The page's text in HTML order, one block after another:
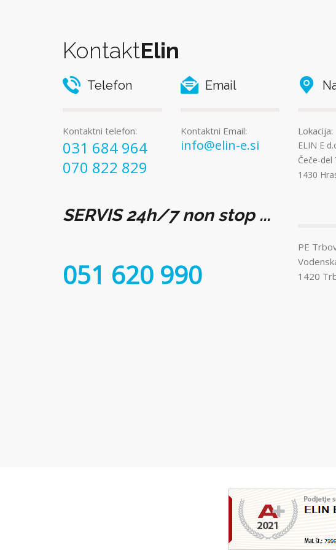
KontaktElin
Telefon
Kontaktni telefon:
031 684 964
070 822 829
Email
Kontaktni Email:
info@elin-e.si
Lokacija:
ELIN E
Čeče-del
1430
SERVIS 24h/7 non stop ...
051 620 990
PE
1420